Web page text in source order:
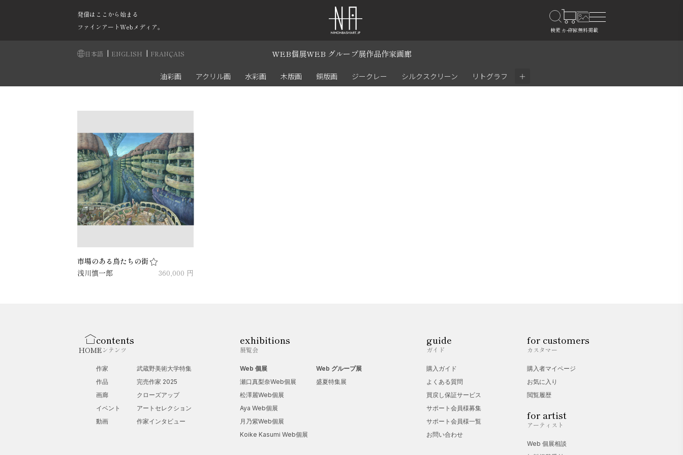
発信はここから始まる
ファインアートWebメディア。
日本語 | ENGLISH | FRANÇAIS WEB個展WEB グループ展作品作家画廊
油彩画 アクリル画 水彩画 木版画 銅版画 ジークレー シルクスクリーン リトグラフ ＋
市場のある鳥たちの街
浅川慎一郎
360,000 円
HOME
contents
コンテンツ
作家
作品
画廊
イベント
動画
武蔵野美術大学特集
完売作家 2025
クローズアップ
アートセレクション
作家インタビュー
exhibitions
展覧会
Web 個展
瀬口真梨奈Web個展
松澤麗Web個展
Aya Web個展
月乃紫Web個展
Koike Kasumi Web個展
Web グループ展
盛夏特集展
guide
ガイド
購入ガイド
よくある質問
買戻し保証サービス
サポート会員様募集
サポート会員様一覧
お問い合わせ
for customers
カスタマー
購入者マイページ
お気に入り
閲覧履歴
for artist
アーティスト
Web 個展相談